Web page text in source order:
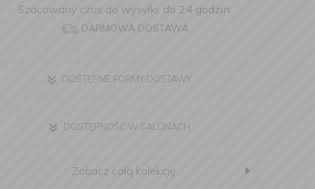
Szacowany czas do wysyłki: do 24 godzin
DARMOWA DOSTAWA
DOSTĘPNE FORMY DOSTAWY
DOSTĘPNOŚĆ W SALONACH
Zobacz całą kolekcję